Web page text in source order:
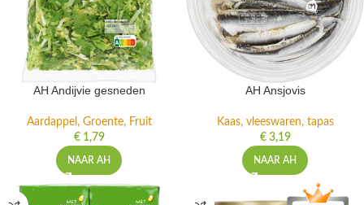
AH Andijvie gesneden
Aardappel, Groente, Fruit
€1,79
NAAR AH
AH Ansjovis
Kaas, vleeswaren, tapas
€3,19
NAAR AH